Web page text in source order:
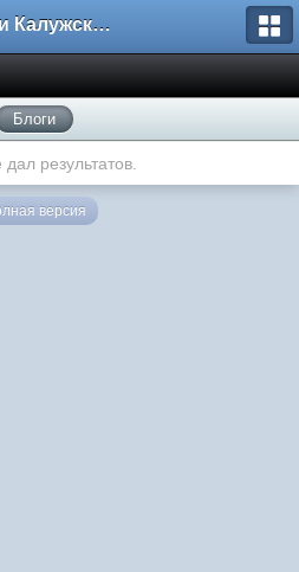
Блоги Калужского перекрестка
Блоги
результатов.
версия